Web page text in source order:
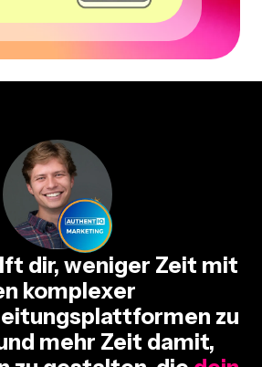
dir, weniger Zeit mit
komplexer
zu
mehr Zeit damit,